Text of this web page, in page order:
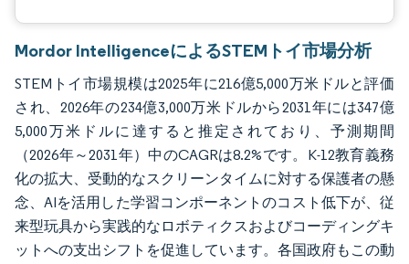
Mordor IntelligenceによるSTEMトイ市場分析
STEMトイ市場規模は2025年に216億5,000万米ドルと評価
され、2026年の234億3,000万米ドルから2031年には347億
5,000万米ドルに達すると推定されており、予測期間
（2026年～2031年）中のCAGRは8.2%です。K-12教育義務
化の拡大、受動的なスクリーンタイムに対する保護者の懸
念、AIを活用した学習コンポーネントのコスト低下が、従
来型玩具から実践的なロボティクスおよびコーディングキ
ットへの支出シフトを促進しています。各国政府もこの動